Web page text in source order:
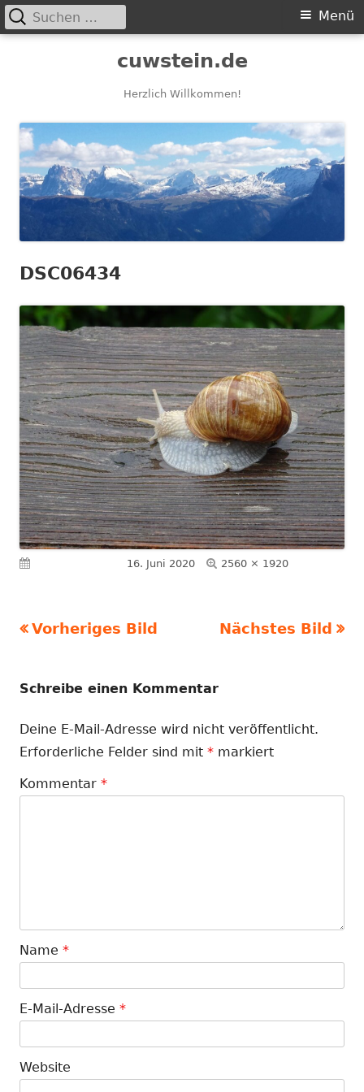
cuwstein.de
Herzlich Willkommen!
Primäres
Menü
Suchen
nach:
DSC06434
16. Juni 2020 Volle
2560 × 1920
Vorheriges Bild Nächstes Bild
Schreibe einen Kommentar
Deine E-Mail-Adresse wird nicht veröffentlicht.
Erforderliche Felder sind mit * markiert
Kommentar *
Name *
E-Mail-Adresse *
Website